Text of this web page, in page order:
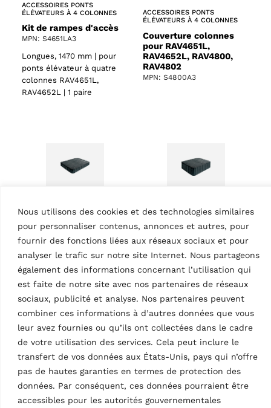
Nous utilisons des cookies et des technologies similaires
pour personnaliser contenus, annonces et autres, pour
fournir des fonctions liées aux réseaux sociaux et pour
analyser le trafic sur notre site Internet. Nous partageons
également des informations concernant l’utilisation qui
est faite de notre site avec nos partenaires de réseaux
sociaux, publicité et analyse. Nos partenaires peuvent
combiner ces informations à d’autres données que vous
leur avez fournies ou qu’ils ont collectées dans le cadre
de votre utilisation des services. Cela peut inclure le
transfert de vos données aux États-Unis, pays qui n’offre
pas de hautes garanties en termes de protection des
données. Par conséquent, ces données pourraient être
accessibles pour les autorités gouvernementales
ACCESSOIRES PONTS
ÉLÉVATEURS À 4 COLONNES
Kit de rampes d'accès
MPN: S4651LA3
Longues, 1470 mm | pour
ponts élévateur à quatre
colonnes RAV4651L,
RAV4652L | 1 paire
ACCESSOIRES PONTS
ÉLÉVATEURS À 4 COLONNES
Couverture colonnes
pour RAV4651L,
RAV4652L, RAV4800,
RAV4802
MPN: S4800A3
ACCESSOIRES PONTS
Tampons en
caoutchouc
MPN: S505A7
20 mm | adapté pour
RAV.640N1.193391,
RAV.650N1.193742,
RAV.650N2.193858,
RAV.650N2.193667,
RAV.650N6.193964,
RAV.650N5.193902,
RAV.660N2.193360,
RAV.650N5.193018,
RAV.640N5.193049,
ACCESSOIRES PONTS
Tampons en
caoutchouc
MPN: S505A6
40 mm | adapté pour
RAV.640N1.193391,
RAV.650N1.193742,
RAV.650N2.193858,
RAV.650N2.193520,
RAV.650N6.193964,
RAV.650N5.193902,
RAV.660N2.193360,
RAV.650N5.193018,
RAV.650N6.193025,